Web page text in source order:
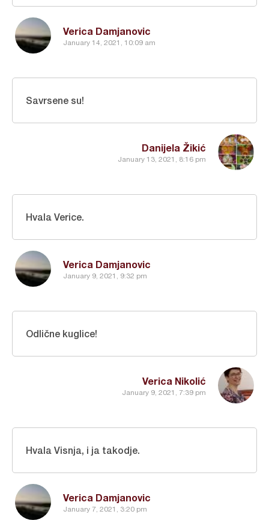
Verica Damjanovic
January 14, 2021, 10:09 am
Danijela Žikić
January 13, 2021, 8:16 pm
Savrsene su!
Verica Damjanovic
January 9, 2021, 9:32 pm
Hvala Verice.
Verica Nikolić
January 9, 2021, 7:39 pm
Odlične kuglice!
Verica Damjanovic
January 7, 2021, 3:20 pm
Hvala Visnja, i ja takodje.